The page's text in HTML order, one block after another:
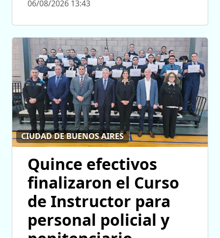
06/08/2026 13:43
CIUDAD DE BUENOS AIRES
Quince efectivos
finalizaron el Curso
de Instructor para
personal policial y